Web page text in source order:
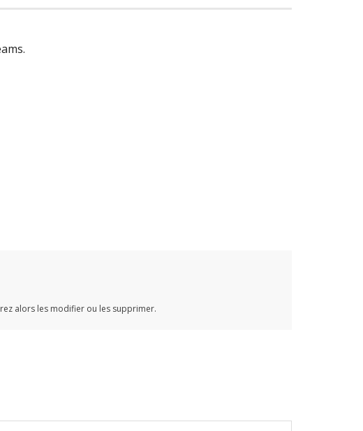
alors les modifier ou les supprimer.